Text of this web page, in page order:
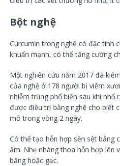
Bột nghệ
Curcumin trong nghệ có đặc tính
khuẩn mạnh, có thể tăng cường
Một nghiên cứu năm 2017 đã
của nghệ ở 178 người bị viêm
nhiễm trùng phổ biến sau khi nhổ
được điều trị bằng nghệ cho biết
mô trong vòng 2 ngày.
Có thể tạo hỗn hợp sền sệt bằng
ấm. Nhẹ nhàng thoa hỗn hợp lên
băng hoặc gạc.